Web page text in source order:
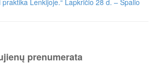
Lenkijoje.“ Lapkričio 28 d. – Spalio
prenumerata